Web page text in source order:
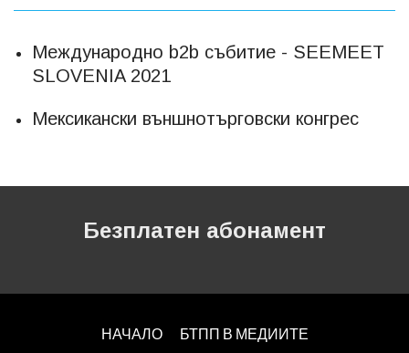
Международно b2b събитие - SEEMEET
SLOVENIA 2021
Мексикански външнотърговски конгрес
Безплатен абонамент
НАЧАЛО БТПП В МЕДИИТЕ